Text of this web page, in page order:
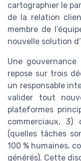
cartographier le
de la relation
membre de
nouvelle solution
Une
repose sur trois
un responsable
valider tout
plateformes
commerciaux, 3)
(quelles tâches
100 % humaines,
générés). Cette